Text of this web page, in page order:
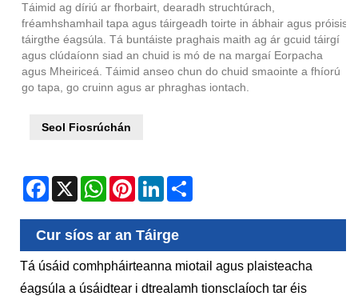
Táimid ag díriú ar fhorbairt, dearadh struchtúrach,
fréamhshamhail tapa agus táirgeadh toirte in ábhair agus próisis
táirgthe éagsúla. Tá buntáiste praghais maith ag ár gcuid táirgí
agus clúdaíonn siad an chuid is mó de na margaí Eorpacha
agus Mheiriceá. Táimid anseo chun do chuid smaointe a fhíorú
go tapa, go cruinn agus ar phraghas iontach.
Seol Fiosrúchán
Facebook
X WhatsAppPinterestLinkedIn
Cur síos ar an Táirge
Tá úsáid comhpháirteanna miotail agus plaisteacha
éagsúla a úsáidtear i dtrealamh tionsclaíoch tar éis